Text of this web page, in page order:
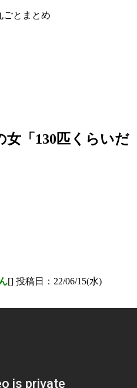
ごとまとめ
女「130匹くらいだ
[] 投稿日：22/06/15(水)